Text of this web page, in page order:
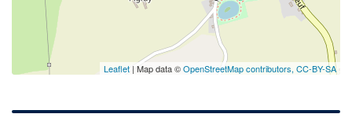
Leaflet | Map data ©OpenStreetMap contributors, CC-BY-SA